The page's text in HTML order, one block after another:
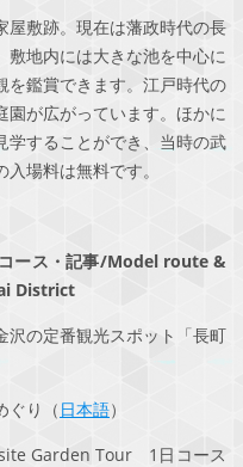
屋敷跡。現在は藩政時代の長
敷地内には大きな池を中心に
を鑑賞できます。江戸時代の
が広がっています。ほかに
学することができ、当時の武
場料は無料です。
ース・記事/Model route &
District
沢の定番観光スポット「長町
ぐり（ 日本語）
Garden Tour 1日コース